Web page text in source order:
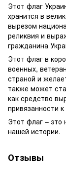
Этот флаг
хранится в
вырезом
реликвия и
гражданина
Этот флаг в
военных,
страной и
также может
как средство
привязанности к
Этот флаг – это
нашей истории.
Отзывы